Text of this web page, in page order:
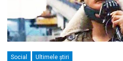
Social Ultimele ştiri